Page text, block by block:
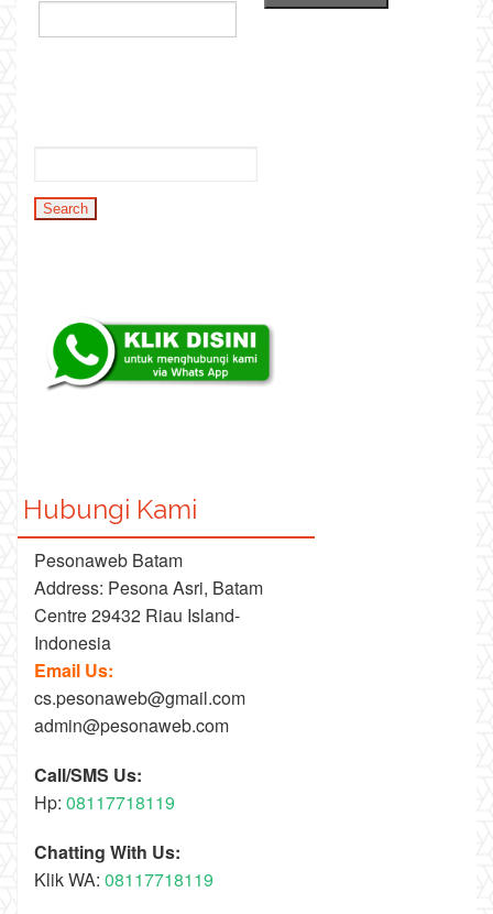
Hubungi Kami
Pesonaweb Batam
Address: Pesona Asri, Batam
Centre 29432 Riau Island-
Indonesia
Email Us:
cs.pesonaweb@gmail.com
admin@pesonaweb.com
Call/SMS Us:
Hp: 08117718119
Chatting With Us:
Klik WA: 08117718119